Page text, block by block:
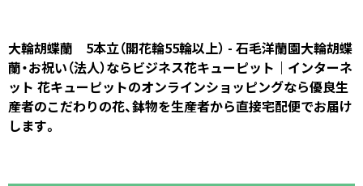
大輪胡蝶蘭 5本立（開花輪55輪以上） - 石毛洋蘭園大輪胡蝶
蘭・お祝い（法人）ならビジネス花キューピット｜インターネ
ット 花キューピットのオンラインショッピングなら優良生
産者のこだわりの花、鉢物を生産者から直接宅配便でお届け
します。